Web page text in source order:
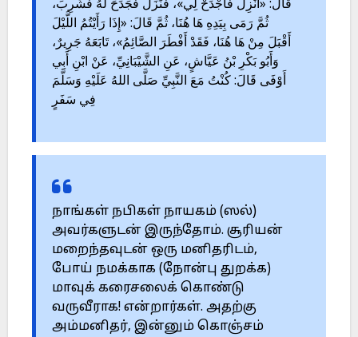
قَالَ: «انْزِلْ فَاجْدَحْ لِي»، فَنَزَلَ فَجَدَحَ لَهُ فَشَرِبَ،
ثُمَّ رَمَى بِيَدِهِ هَا هُنَا، ثُمَّ قَالَ: «إِذَا رَأَيْتُمُ اللَّيْلَ
أَقْبَلَ مِنْ هَا هُنَا، فَقَدْ أَفْطَرَ الصَّائِمُ»، تَابَعَهُ جَرِيرٌ،
وَأَبُو بَكْرِ بْنُ عَيَّاشٍ، عَنِ الشَّيْبَانِيِّ، عَنْ ابْنِ أَبِي
أَوْفَى قَالَ: كُنْتُ مَعَ النَّبِيِّ صَلَّى اللهُ عَلَيْهِ وَسَلَّمَ
فِي سَفَرٍ
நாங்கள் நபிகள் நாயகம் (ஸல்)
அவர்களுடன் இருந்தோம். சூரியன்
மறைந்தவுடன் ஒரு மனிதரிடம்,
போய் நமக்காக (நோன்பு துறக்க)
மாவுக் கரைசலைக் கொண்டு
வருவீராக! என்றார்கள். அதற்கு
அம்மனிதர், இன்னும் கொஞ்சம்